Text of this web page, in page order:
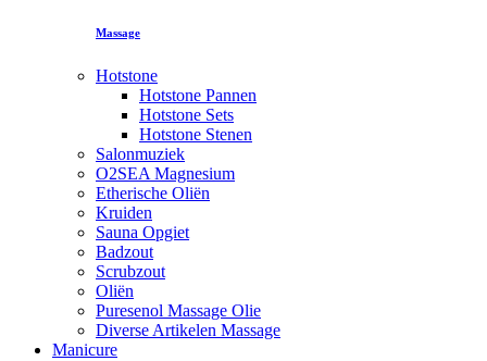
Massage
Hotstone
Hotstone Pannen
Hotstone Sets
Hotstone Stenen
Salonmuziek
O2SEA Magnesium
Etherische Oliën
Kruiden
Sauna Opgiet
Badzout
Scrubzout
Oliën
Puresenol Massage Olie
Diverse Artikelen Massage
Manicure